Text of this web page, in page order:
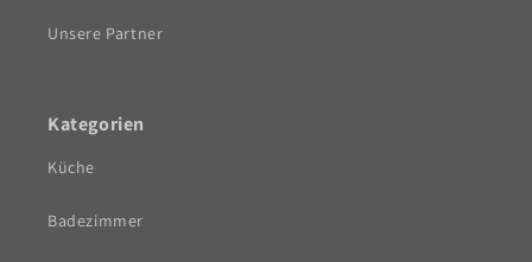
Unsere Partner
Kategorien
Küche
Badezimmer